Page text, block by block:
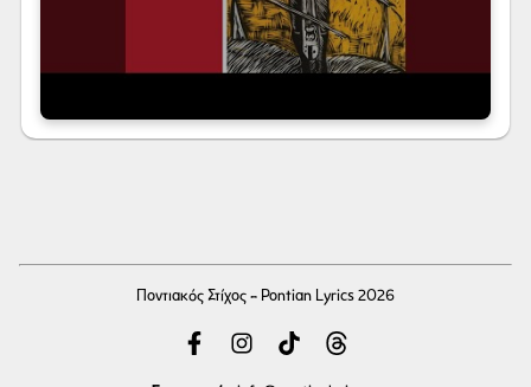
Ποντιακός Στίχος - Pontian Lyrics 2026